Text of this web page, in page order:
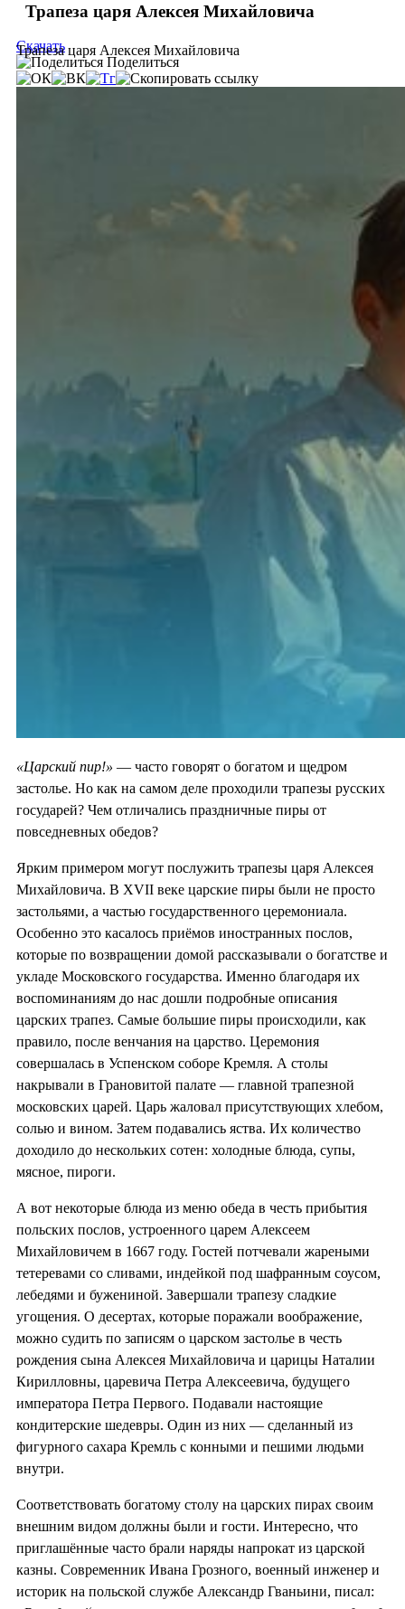
Трапеза царя Алексея Михайловича
Трапеза царя Алексея Михайловича
Скачать
Поделиться
«Царский пир!» — часто говорят о богатом и щедром
застолье. Но как на самом деле проходили трапезы русских
государей? Чем отличались праздничные пиры от
повседневных обедов?
Ярким примером могут послужить трапезы царя Алексея
Михайловича. В XVII веке царские пиры были не просто
застольями, а частью государственного церемониала.
Особенно это касалось приёмов иностранных послов,
которые по возвращении домой рассказывали о богатстве и
укладе Московского государства. Именно благодаря их
воспоминаниям до нас дошли подробные описания
царских трапез. Самые большие пиры происходили, как
правило, после венчания на царство. Церемония
совершалась в Успенском соборе Кремля. А столы
накрывали в Грановитой палате — главной трапезной
московских царей. Царь жаловал присутствующих хлебом,
солью и вином. Затем подавались яства. Их количество
доходило до нескольких сотен: холодные блюда, супы,
мясное, пироги.
А вот некоторые блюда из меню обеда в честь прибытия
польских послов, устроенного царем Алексеем
Михайловичем в 1667 году. Гостей потчевали жареными
тетеревами со сливами, индейкой под шафранным соусом,
лебедями и бужениной. Завершали трапезу сладкие
угощения. О десертах, которые поражали воображение,
можно судить по записям о царском застолье в честь
рождения сына Алексея Михайловича и царицы Наталии
Кирилловны, царевича Петра Алексеевича, будущего
императора Петра Первого. Подавали настоящие
кондитерские шедевры. Один из них — сделанный из
фигурного сахара Кремль с конными и пешими людьми
внутри.
Соответствовать богатому столу на царских пирах своим
внешним видом должны были и гости. Интересно, что
приглашённые часто брали наряды напрокат из царской
казны. Современник Ивана Грозного, военный инженер и
историк на польской службе Александр Гваньини, писал: